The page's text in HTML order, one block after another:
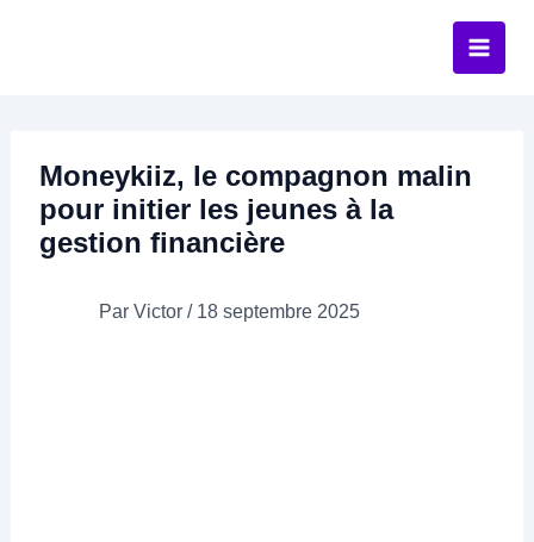
Moneykiiz, le compagnon malin
pour initier les jeunes à la
gestion financière
Par Victor / 18 septembre 2025